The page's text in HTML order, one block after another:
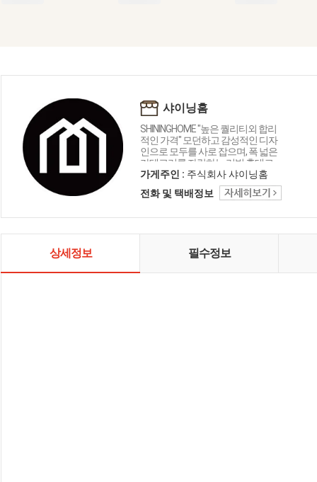
샤이닝홈
SHININGHOME "높은 퀄리티외 합리
적인 가격" 모던하고 감성적인 디자
인으로 모두를 사로 잡으며, 폭 넓은
카테고리를 자랑하는 리빙 홈데코
인테리어 샤이닝홈입니다.
가게주인 : 주식회사 샤이닝홈
전화 및 택배정보
상세정보 필수정보